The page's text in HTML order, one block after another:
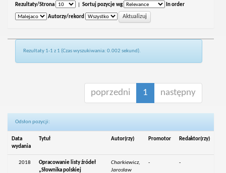
Rezultaty/Strona Sortuj pozycje wg In order
Autorzy/rekord
Rezultaty 1-1 z 1 (Czas wyszukiwania: 0.002 sekund).
poprzedni 1 następny
Odsłon pozycji:
Data
wydania
Tytuł Autor(rzy) Promotor Redaktor(rzy)
2018
Opracowanie listy źródeł
„Słownika polskiej
Charkiewicz,
Jarosław
- -